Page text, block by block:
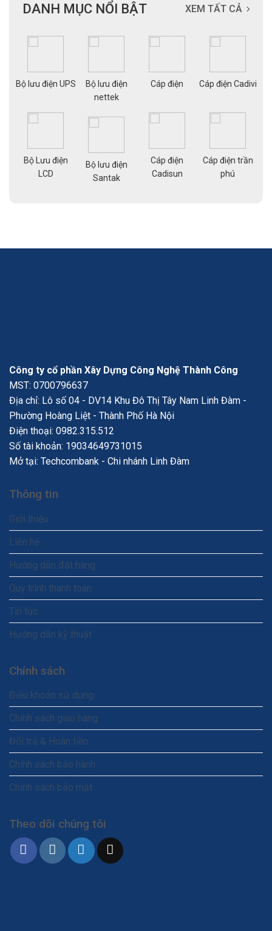
DANH MỤC NỔI BẬT XEM TẤT CẢ
Bộ lưu điện UPS
Bộ Lưu điện
LCD
Bộ lưu điện
nettek
Bộ lưu điện
Santak
Cáp điện
Cáp điện
Cadisun
Cáp điện Cadivi
Cáp điện trần
phú
Công ty cổ phần Xây Dựng Công Nghệ Thành Công
MST: 0700796637
Địa chỉ: Lô số 04 - DV14 Khu Đô Thị Tây Nam Linh Đàm -
Phường Hoàng Liệt - Thành Phố Hà Nội
Điện thoại: 0982.315.512
Số tài khoản: 19034649731015
Mở tại: Techcombank - Chi nhánh Linh Đàm
Thông tin
Giới thiệu
Liên hệ
Hướng dẫn đặt hàng
Quy trình thanh toán
Tin tức
Hướng dẫn kỹ thuật
Chính sách
Điều khoản sử dụng
Chính sách giao hàng
Đổi trả & Hoàn tiền
Chính sách bảo hành
Chính sách bảo mật
Theo dõi chúng tôi